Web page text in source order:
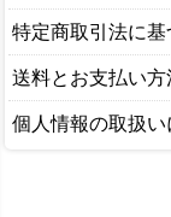
特定商取引法に基
送料とお支払い方
個人情報の取扱い